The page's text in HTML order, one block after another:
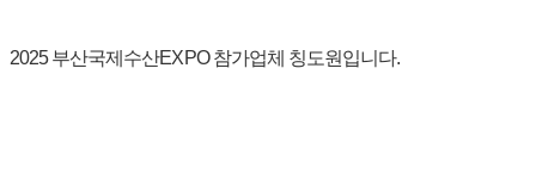
2025 부산국제수산EXPO 참가업체 칭도원입니다.